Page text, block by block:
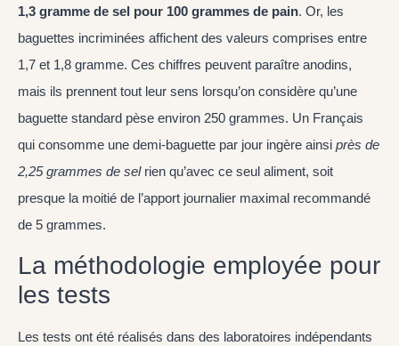
1,3 gramme de sel pour 100 grammes de pain. Or, les
baguettes incriminées affichent des valeurs comprises entre
1,7 et 1,8 gramme. Ces chiffres peuvent paraître anodins,
mais ils prennent tout leur sens lorsqu’on considère qu’une
baguette standard pèse environ 250 grammes. Un Français
qui consomme une demi-baguette par jour ingère ainsi près de
2,25 grammes de selrien qu’avec ce seul aliment, soit
presque la moitié de l’apport journalier maximal recommandé
de 5 grammes.
La méthodologie employée pour
les tests
Les tests ont été réalisés dans des laboratoires indépendants